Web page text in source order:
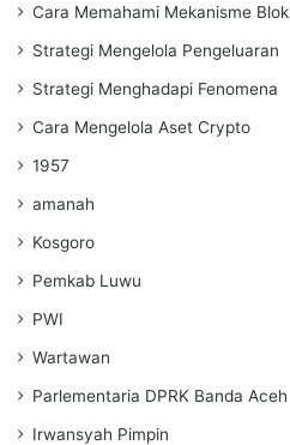
Cara Memahami Mekanisme Blok
Strategi Mengelola Pengeluaran
Strategi Menghadapi Fenomena
Cara Mengelola Aset Crypto
1957
amanah
Kosgoro
Pemkab Luwu
PWI
Wartawan
Parlementaria DPRK Banda Aceh
Irwansyah Pimpin